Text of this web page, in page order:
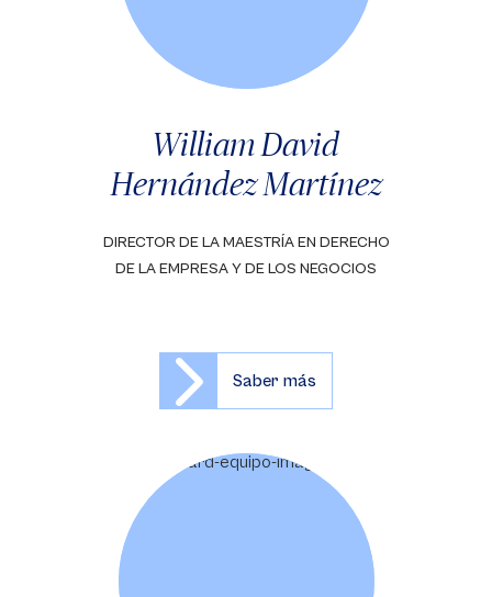
William David
Hernández Martínez
DIRECTOR DE LA MAESTRÍA EN DERECHO
DE LA EMPRESA Y DE LOS NEGOCIOS
Saber más